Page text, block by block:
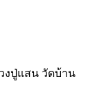
งปู่แสน วัดบ้าน